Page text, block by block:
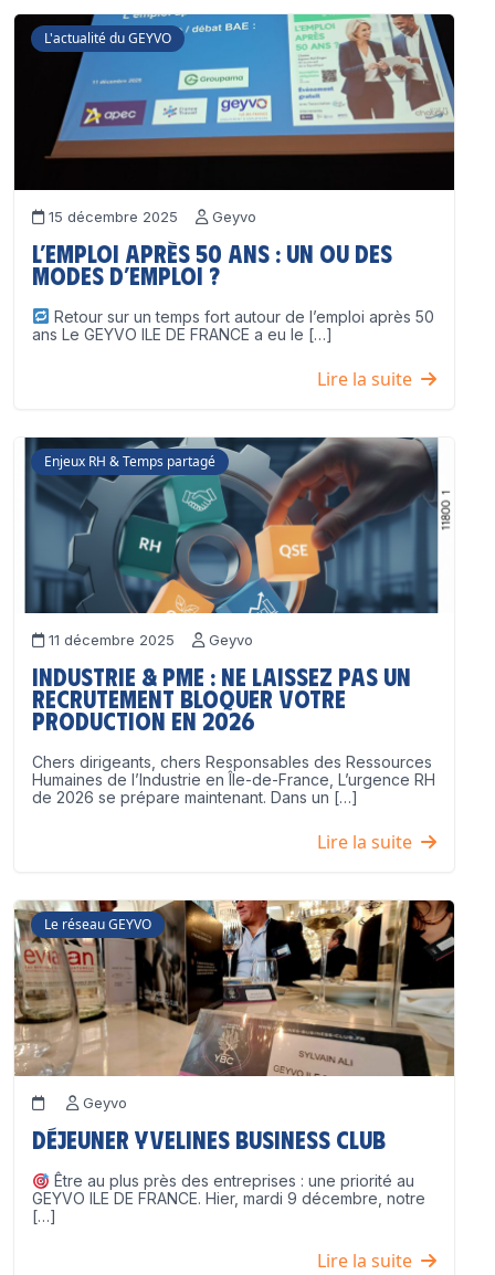
L'actualité du GEYVO
15 décembre 2025 Geyvo
L’emploi après 50 ans : un ou des
modes d’emploi ?
Retour sur un temps fort autour de l’emploi après 50
ans Le GEYVO ILE DE FRANCE a eu le […]
Lire la suite
Enjeux RH & Temps partagé
11 décembre 2025 Geyvo
Industrie & PME : ne laissez pas un
recrutement bloquer votre
production en 2026
Chers dirigeants, chers Responsables des Ressources
Humaines de l’Industrie en Île-de-France, L’urgence RH
de 2026 se prépare maintenant. Dans un […]
Lire la suite
Le réseau GEYVO
Geyvo
Déjeuner Yvelines Business Club
Être au plus près des entreprises : une priorité au
GEYVO ILE DE FRANCE. Hier, mardi 9 décembre, notre
[…]
Lire la suite